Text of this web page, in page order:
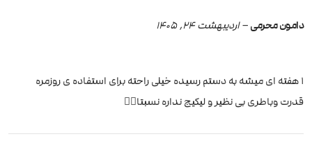
دامون محرمی– اردیبهشت 24, 1405
۱ هفته ای میشه به دستم رسیده خیلی راحته برای استفاده ی روزمره
قدرت وباطری بی نظیر و لیکیج نداره نسبتا👌🏽